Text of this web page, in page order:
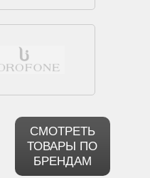
СМОТРЕТЬ
ТОВАРЫ ПО
БРЕНДАМ